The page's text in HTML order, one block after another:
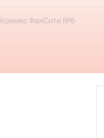
Комикс ФанСити №6